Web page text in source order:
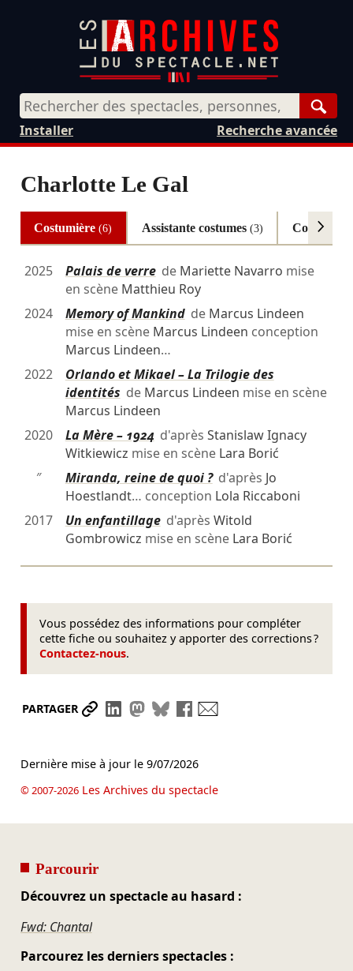
Recherche avancée
Installer
Charlotte Le Gal
Costumière(6) Assistante costumes (3)
2025 Palais de verrede Mariette Navarro mise
en scène Matthieu Roy
2024
Memory of Mankindde Marcus Lindeen
mise en scène Marcus Lindeen conception
Marcus Lindeen…
2022
Orlando et Mikael – La Trilogie des
identités de Marcus Lindeen mise en scène
Marcus Lindeen
2020
La Mère – 1924 d'après Stanislaw Ignacy
Witkiewicz mise en scène Lara Borić
″
Miranda, reine de quoi ?d'après Jo
Hoestlandt… conception Lola Riccaboni
2017
Un enfantillaged'après Witold
Gombrowicz mise en scène Lara Borić
Vous possédez des informations pour compléter
cette fiche ou souhaitez y apporter des corrections ?
Contactez-nous.
PARTAGER Partager le lien
Partager sur LinkedIn
Partager sur Mastodon
Partager sur Bluesky
Partager sur Facebook
Dernière mise à jour le 9/07/2026
© 2007-2026Les Archives du spectacle
Parcourir
Découvrez un spectacle au hasard :
Fwd: Chantal
Parcourez les derniers spectacles :